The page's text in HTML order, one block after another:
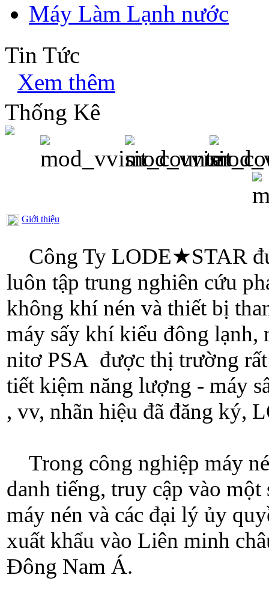
Máy Làm Lạnh nước
Tin Tức
Xem thêm
Thống Kê
Giới thiệu
Công Ty LODE★STAR
luôn tập trung nghiên cứu
không khí nén và thiết bị
máy sấy khí kiểu đông lạnh,
nitơ PSA được thị trường
tiết kiệm năng lượng - máy
, vv, nhãn hiệu đã đăng ký,
Trong công nghiệp máy
danh tiếng, truy cập vào một
máy nén và các đại lý ủy
xuất khẩu vào Liên minh
Đông Nam Á.